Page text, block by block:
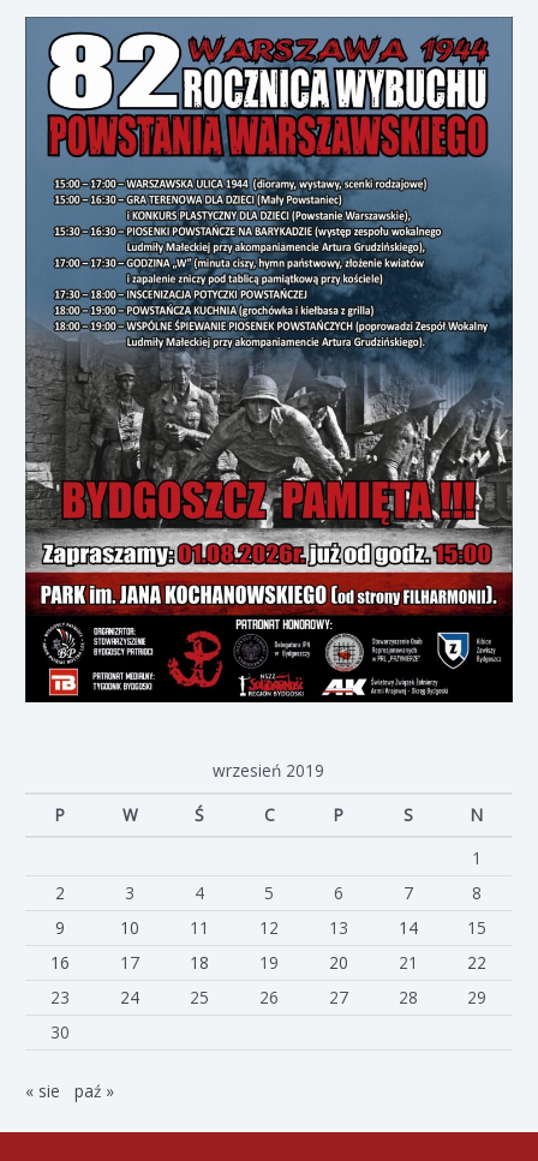
wrzesień 2019
P
W Ś C P S
N
1
2
3 4 5 6 7
8
9
10 11 12 13 14
15
16
17 18 19 20 21
22
23
24 25 26 27 28
29
30
« sie paź »